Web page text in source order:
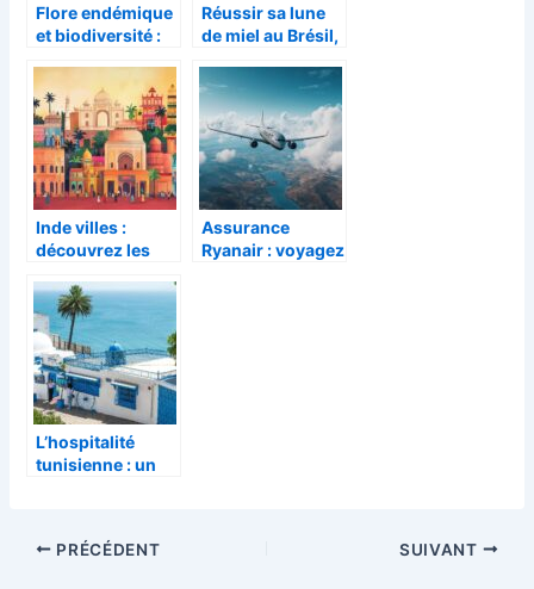
Flore endémique
et biodiversité :
autour du Temple
Tabanan
Réussir sa lune
de miel au Brésil,
pour choisir le
meilleur mois
entre juin et
septembre
Inde villes :
découvrez les
de votre périple
culinaire a
Calcutta
Assurance
Ryanair : voyagez
L’hospitalité
tunisienne : un
PRÉCÉDENT SUIVANT